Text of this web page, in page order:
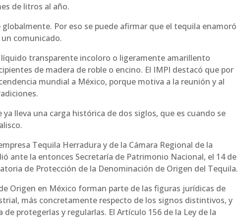
de litros al año.
globalmente. Por eso se puede afirmar que el tequila enamoró
comunicado.
transparente incoloro o ligeramente amarillento
de madera de roble o encino. El IMPI destacó que por
mundial a México, porque motiva a la reunión y al
lleva una carga histórica de dos siglos, que es cuando se
Tequila Herradura y de la Cámara Regional de la
ante la entonces Secretaría de Patrimonio Nacional, el 14 de
de Protección de la Denominación de Origen del Tequila.
Origen en México forman parte de las figuras jurídicas de
más concretamente respecto de los signos distintivos, y
protegerlas y regularlas. El Artículo 156 de la Ley de la